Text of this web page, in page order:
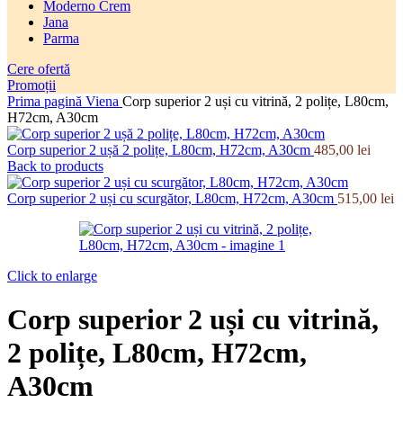
Moderno Crem
Jana
Parma
Cere ofertă
Promoții
Prima pagină Viena Corp superior 2 uși cu vitrină, 2 polițe, L80cm,
H72cm, A30cm
Corp superior 2 ușă 2 polițe, L80cm, H72cm, A30cm 485,00 lei
Back to products
Corp superior 2 uși cu scurgător, L80cm, H72cm, A30cm 515,00 lei
Click to enlarge
Corp superior 2 uși cu vitrină,
2 polițe, L80cm, H72cm,
A30cm